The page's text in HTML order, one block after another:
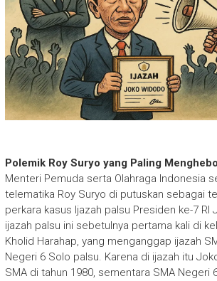
Polemik Roy Suryo yang Paling
Menteri Pemuda serta Olahraga Indonesia
telematika Roy Suryo di putuskan sebagai
perkara kasus Ijazah palsu Presiden ke-7 RI
ijazah palsu ini sebetulnya pertama kali di
Kholid Harahap, yang menganggap ijazah
Negeri 6 Solo palsu. Karena di ijazah itu
SMA di tahun 1980, sementara SMA Negeri